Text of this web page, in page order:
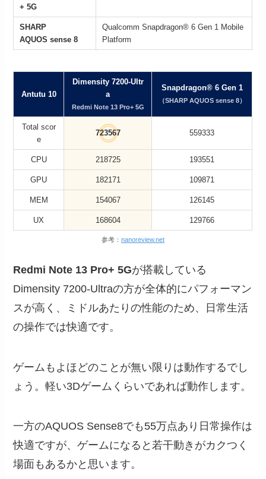
+ 5G
SHARP
AQUOS sense 8
Qualcomm Snapdragon® 6 Gen 1 Mobile
Platform
Antutu 10
Dimensity 7200-Ultr
a
Redmi Note 13 Pro+ 5G
Snapdragon® 6 Gen 1
（SHARP AQUOS sense 8）
Total scor
e
723567 559333
CPU 218725 193551
GPU 182171 109871
MEM 154067 126145
UX 168604 129766
参考： nanoreview.net
Redmi Note 13 Pro+ 5Gが搭載している
Dimensity 7200-Ultraの方が全体的にパフォーマン
スが高く、ミドルあたりの性能のため、日常生活
の操作では快適です。
ゲームもよほどのことが無い限りは動作するでし
ょう。軽い3Dゲームくらいであれば動作します。
一方のAQUOS Sense8でも55万点あり日常操作は
快適ですが、ゲームになると若干動きがカクつく
場面もあるかと思います。